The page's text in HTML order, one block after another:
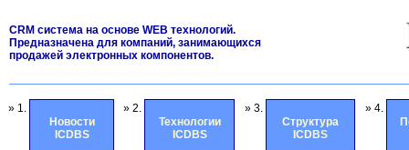
CRM система на основе WEB технологий.
Предназначена для компаний, занимающихся
продажей электронных компонентов.
» 1.
Новости
ICDBS
» 2.
Технологии
ICDBS
» 3.
Структура
ICDBS
» 4.